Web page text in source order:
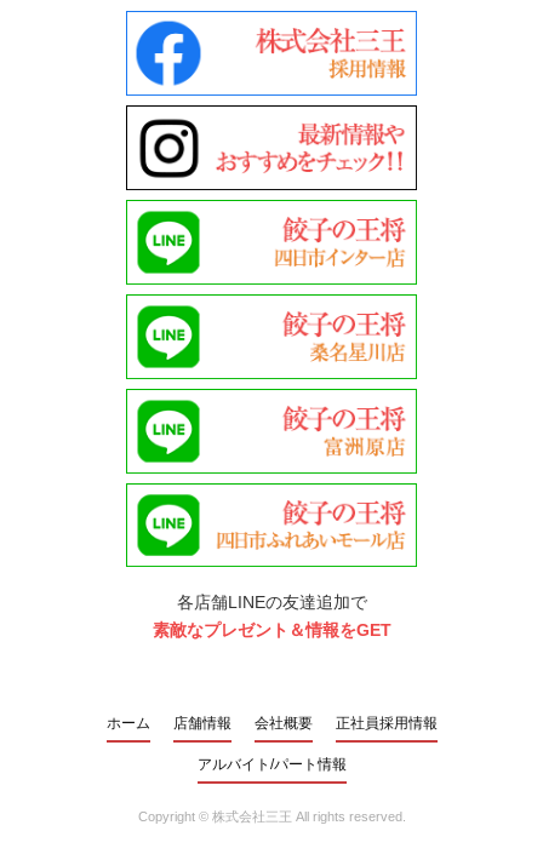
各店舗LINEの友達追加で
素敵なプレゼント＆情報をGET
ホーム 店舗情報 会社概要 正社員採用情報
アルバイト/パート情報
Copyright © 株式会社三王 All rights reserved.